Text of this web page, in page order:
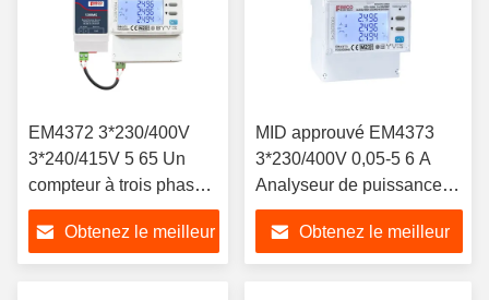
EM4372 3*230/400V
3*240/415V 5 65 Un
compteur à trois phases
avec système de gestion
de l'énergie Modbus
Obtenez le meilleur
MID approuvé EM4373
3*230/400V 0,05-5 6 A
Analyseur de puissance à
trois phases Affichage
numérique
Obtenez le meilleur